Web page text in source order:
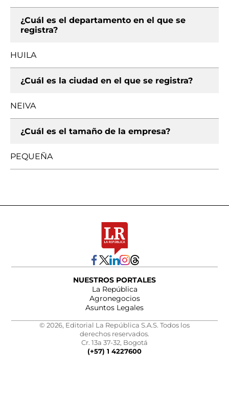
¿Cuál es el departamento en el que se
registra?
HUILA
¿Cuál es la ciudad en el que se registra?
NEIVA
¿Cuál es el tamaño de la empresa?
PEQUEÑA
NUESTROS PORTALES
La República
Agronegocios
Asuntos Legales
© 2026, Editorial La República S.A.S. Todos los
derechos reservados.
Cr. 13a 37-32, Bogotá
(+57) 1 4227600